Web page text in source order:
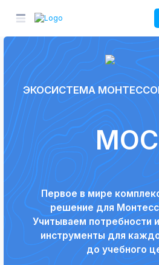
ЭКОСИСТЕМА
Первое в мире
решение для
Учитываем потребности
инструменты для
до учебного